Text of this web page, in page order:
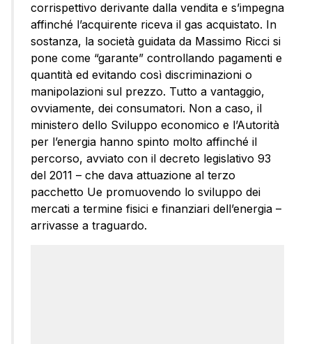
corrispettivo derivante dalla vendita e s’impegna
affinché l’acquirente riceva il gas acquistato. In
sostanza, la società guidata da Massimo Ricci si
pone come “garante” controllando pagamenti e
quantità ed evitando così discriminazioni o
manipolazioni sul prezzo. Tutto a vantaggio,
ovviamente, dei consumatori. Non a caso, il
ministero dello Sviluppo economico e l’Autorità
per l’energia hanno spinto molto affinché il
percorso, avviato con il decreto legislativo 93
del 2011 – che dava attuazione al terzo
pacchetto Ue promuovendo lo sviluppo dei
mercati a termine fisici e finanziari dell’energia –
arrivasse a traguardo.